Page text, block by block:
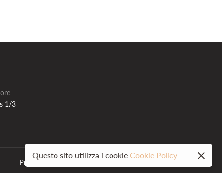
1/3
Privacy policy All Rights Reserved.
Questo sito utilizza i cookieCookie Policy